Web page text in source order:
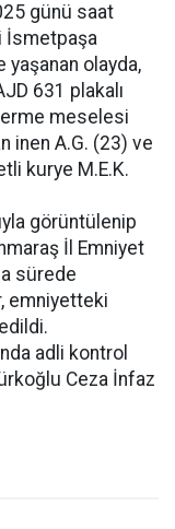
günü saat
İsmetpaşa
yaşanan olayda,
631 plakalı
meselesi
inen A.G. (23) ve
kurye M.E.K.
görüntülenip
İl Emniyet
sürede
emniyetteki
adli kontrol
Ceza İnfaz